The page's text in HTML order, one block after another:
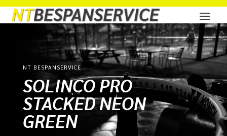
NT BESPANSERVICE
SOLINCO PRO
STACKED NEON
GREEN